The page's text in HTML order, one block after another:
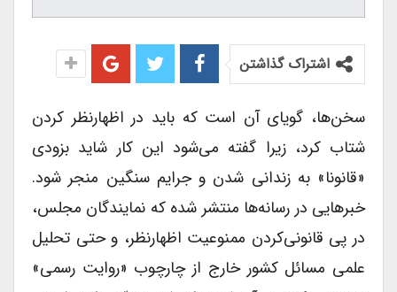
اشتراک گذاشتن
سخن‌ها، گویای آن است که باید در اظهار‌نظر کردن
شتاب کرد، زیرا گفته می‌شود این کار شاید بزودی
«قانونا» به زندانی شدن و جرایم سنگین منجر شود.
خبرهایی در رسانه‌ها منتشر شده که نمایندگان مجلس،
در پی قانونی‌کردن ممنوعیت اظهار‌نظر‌، و حتی تحلیل
علمی مسائل کشور خارج از چارچوب «روایت رسمی»